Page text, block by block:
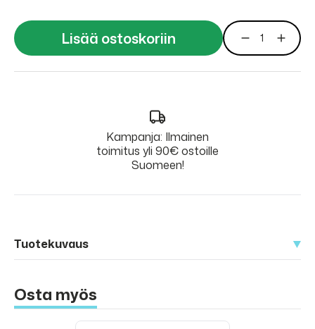
Lisää ostoskoriin
Kampanja: Ilmainen
toimitus yli 90€ ostoille
Suomeen!
Tuotekuvaus
Osta myös